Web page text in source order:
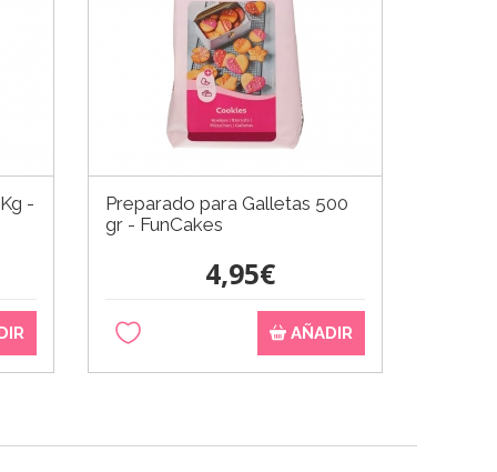
-
Preparado para Galletas 500
gr - FunCakes
4,95€
AÑADIR